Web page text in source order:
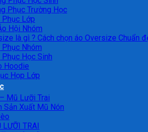
Phục Trường Học
Lớp
Hội Nhóm
là gì ? Cách chọn áo Oversize Chuẩn
Nhóm
Học Sinh
Hoodie
Họp Lớp
Mũ Lưỡi Trai
Sản Xuất Mũ Nón
LƯỠI TRAI